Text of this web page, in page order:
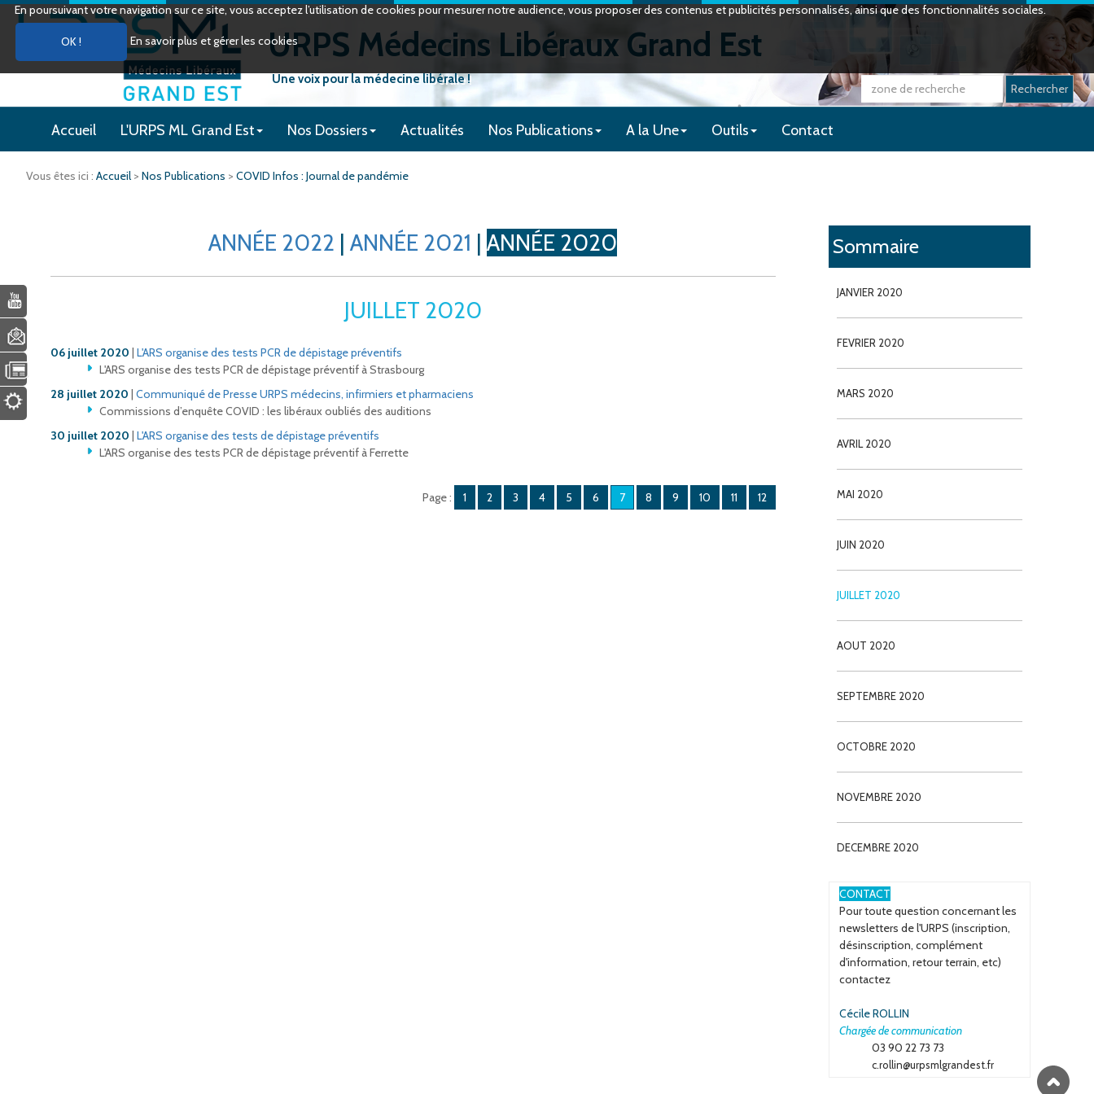
En poursuivant votre navigation sur ce site, vous acceptez l’utilisation de cookies pour mesurer notre audience, vous proposer des contenus et publicités personnalisés, ainsi que des fonctionnalités sociales.
En savoir plus et gérer les cookiesURPS Médecins Libéraux Grand Est
Une voix pour la médecine libérale !
Accueil L'URPS ML Grand Est Nos Dossiers Actualités Nos Publications A la Une Outils Contact
Rechercher
Vous êtes ici : Accueil > Nos Publications > COVID Infos : Journal de pandémie
ANNÉE 2022 |ANNÉE 2021 |ANNÉE 2020
JUILLET 2020
06 juillet 2020 | L'ARS organise des tests PCR de dépistage préventifs
L'ARS organise des tests PCR de dépistage préventif à Strasbourg
28 juillet 2020 | Communiqué de Presse URPS médecins, infirmiers et pharmaciens
Commissions d’enquête COVID : les libéraux oubliés des auditions
30 juillet 2020 | L'ARS organise des tests de dépistage préventifs
L'ARS organise des tests PCR de dépistage préventif à Ferrette
Page : 1 2 3 4 5 6 7 8 9 10 11 12
Sommaire
JANVIER 2020
FEVRIER 2020
MARS 2020
AVRIL 2020
MAI 2020
JUIN 2020
JUILLET 2020
AOUT 2020
SEPTEMBRE 2020
OCTOBRE 2020
NOVEMBRE 2020
DECEMBRE 2020
CONTACT
Pour toute question concernant les
newsletters de l'URPS (inscription,
désinscription, complément
d'information, retour terrain, etc)
contactez
Cécile ROLLIN
Chargée de communication
03 90 22 73 73
c.rollin@urpsmlgrandest.fr